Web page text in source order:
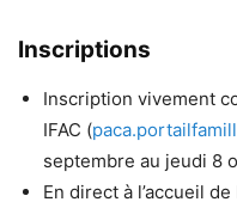
Inscriptions
Inscription vivement
IFAC (
septembre au jeudi 8
En direct à l’accueil